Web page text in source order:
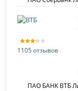
1105 отзывов
ПАО БАНК ВТБ